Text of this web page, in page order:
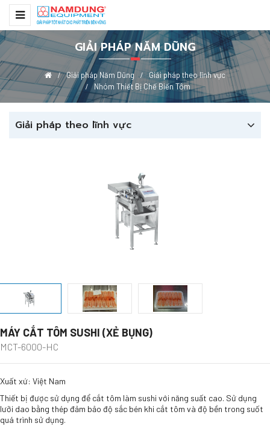
GIẢI PHÁP NĂM DŨNG
Giải pháp Năm Dũng
Giải pháp theo lĩnh vực
Nhóm Thiết Bị Chế Biến Tôm
Giải pháp theo lĩnh vực
MÁY CẮT TÔM SUSHI (XẺ BỤNG)
MCT-6000-HC
Xuất xứ: Việt Nam
Thiết bị được sử dụng để cắt tôm làm sushi với năng suất cao. Sử dụng
lưỡi dao bằng thép đảm bảo độ sắc bén khi cắt tôm và độ bền trong suốt
quá trình sử dụng.